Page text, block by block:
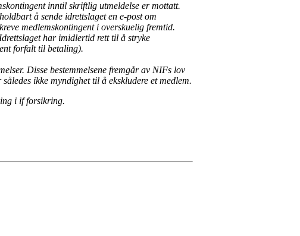
inntil skriftlig utmeldelse er mottatt.
å sende idrettslaget en e-post om
medlemskontingent i overskuelig fremtid.
har imidlertid rett til å stryke
forfalt til betaling).
Disse bestemmelsene fremgår av NIFs lov
ikke myndighet til å ekskludere et medlem.
i if forsikring.